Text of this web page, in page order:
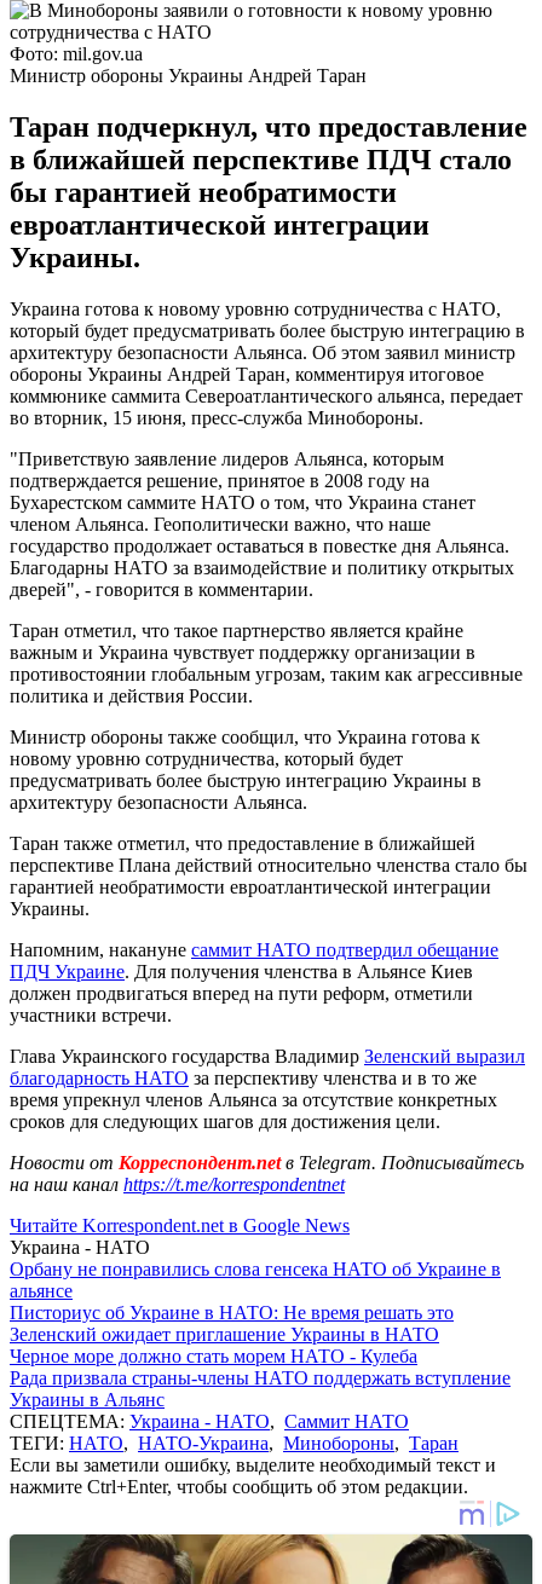
Фото: mil.gov.ua
Министр обороны Украины Андрей Таран
Таран подчеркнул, что предоставление
в ближайшей перспективе ПДЧ стало
бы гарантией необратимости
евроатлантической интеграции
Украины.
Украина готова к новому уровню сотрудничества с НАТО,
который будет предусматривать более быструю интеграцию в
архитектуру безопасности Альянса. Об этом заявил министр
обороны Украины Андрей Таран, комментируя итоговое
коммюнике саммита Североатлантического альянса, передает
во вторник, 15 июня, пресс-служба Минобороны.
"Приветствую заявление лидеров Альянса, которым
подтверждается решение, принятое в 2008 году на
Бухарестском саммите НАТО о том, что Украина станет
членом Альянса. Геополитически важно, что наше
государство продолжает оставаться в повестке дня Альянса.
Благодарны НАТО за взаимодействие и политику открытых
дверей", - говорится в комментарии.
Таран отметил, что такое партнерство является крайне
важным и Украина чувствует поддержку организации в
противостоянии глобальным угрозам, таким как агрессивные
политика и действия России.
Министр обороны также сообщил, что Украина готова к
новому уровню сотрудничества, который будет
предусматривать более быструю интеграцию Украины в
архитектуру безопасности Альянса.
Таран также отметил, что предоставление в ближайшей
перспективе Плана действий относительно членства стало бы
гарантией необратимости евроатлантической интеграции
Украины.
Напомним, накануне саммит НАТО подтвердил обещание
ПДЧ Украине. Для получения членства в Альянсе Киев
должен продвигаться вперед на пути реформ, отметили
участники встречи.
Глава Украинского государства Владимир Зеленский выразил
благодарность НАТО за перспективу членства и в то же
время упрекнул членов Альянса за отсутствие конкретных
сроков для следующих шагов для достижения цели.
Новости от Корреспондент.netв Telegram. Подписывайтесь
на наш канал https://t.me/korrespondentnet
Читайте Korrespondent.net в Google News
Украина - НАТО
Орбану не понравились слова генсека НАТО об Украине в
альянсе
Писториус об Украине в НАТО: Не время решать это
Зеленский ожидает приглашение Украины в НАТО
Черное море должно стать морем НАТО - Кулеба
Рада призвала страны-члены НАТО поддержать вступление
Украины в Альянс
СПЕЦТЕМА: Украина - НАТО, Саммит НАТО
ТЕГИ: НАТО, НАТО-Украина, Минобороны, Таран
Если вы заметили ошибку, выделите необходимый текст и
нажмите Ctrl+Enter, чтобы сообщить об этом редакции.